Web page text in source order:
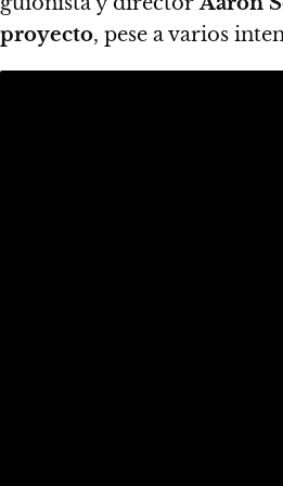
proyecto, pese a varios